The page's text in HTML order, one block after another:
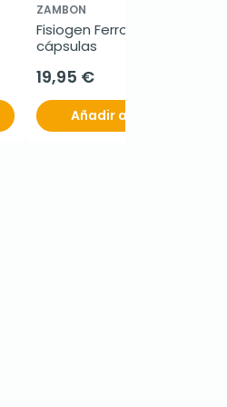
ZAMBON
Fisiogen Ferro Forte 30
cápsulas
19,95 €
Añadir al carrito